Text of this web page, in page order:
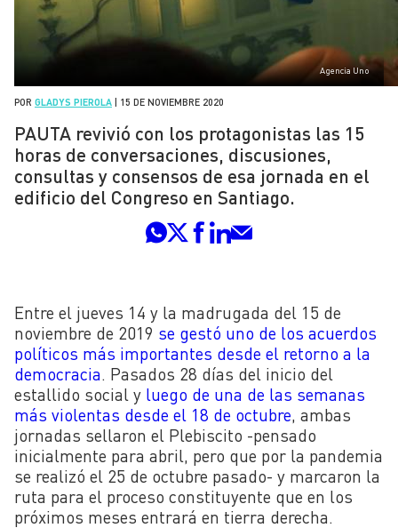
Agencia Uno
POR GLADYS PIEROLA 15 DE NOVIEMBRE 2020
PAUTA revivió con los protagonistas las 15
horas de conversaciones, discusiones,
consultas y consensos de esa jornada en el
edificio del Congreso en Santiago.
Entre el jueves 14 y la madrugada del 15 de
noviembre de 2019 se gestó uno de los acuerdos
políticos más importantes desde el retorno a la
democracia . Pasados 28 días del inicio del
estallido social y luego de una de las semanas
más violentas desde el 18 de octubre , ambas
jornadas sellaron el Plebiscito -pensado
inicialmente para abril, pero que por la pandemia
se realizó el 25 de octubre pasado- y marcaron la
ruta para el proceso constituyente que en los
próximos meses entrará en tierra derecha.